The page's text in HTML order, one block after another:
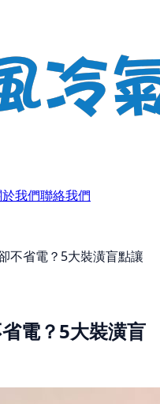
我們聯絡我們
不省電？5大裝潢盲點讓
電？5大裝潢盲